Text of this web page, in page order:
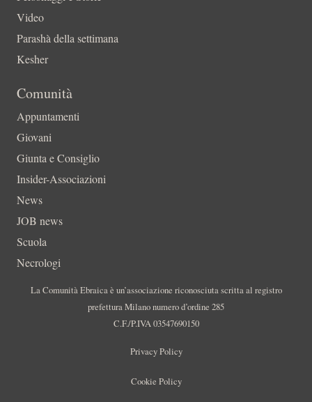
Video
Parashà della settimana
Kesher
Comunità
Appuntamenti
Giovani
Giunta e Consiglio
Insider-Associazioni
News
JOB news
Scuola
Necrologi
La Comunità Ebraica è un’associazione riconosciuta scritta al registro
prefettura Milano numero d’ordine 285
C.F./P.IVA 03547690150
Privacy Policy
Cookie Policy